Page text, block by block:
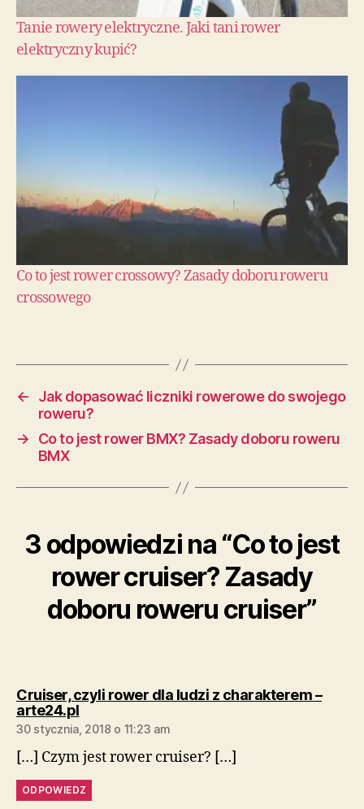
Tanie rowery elektryczne. Jaki tani rower
elektryczny kupić?
Co to jest rower crossowy? Zasady doboru roweru
crossowego
←
Jak dopasować liczniki rowerowe do swojego
roweru?
→
Co to jest rower BMX? Zasady doboru roweru
BMX
3 odpowiedzi na “Co to jest
rower cruiser? Zasady
doboru roweru cruiser”
Cruiser, czyli rower dla ludzi z charakterem –
arte24.plkomentarz:
30 stycznia, 2018 o 11:23 am
[…] Czym jest rower cruiser? […]
ODPOWIEDZ